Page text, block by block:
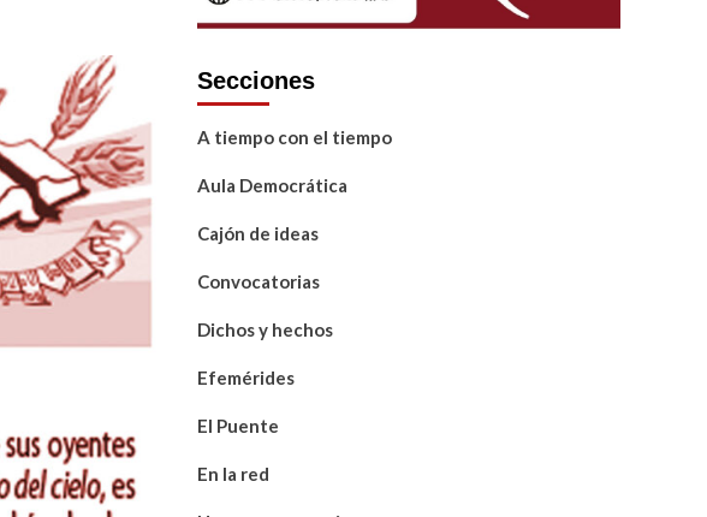
Secciones
A tiempo con el tiempo
Aula Democrática
Cajón de ideas
Convocatorias
Dichos y hechos
Efemérides
El Puente
En la red